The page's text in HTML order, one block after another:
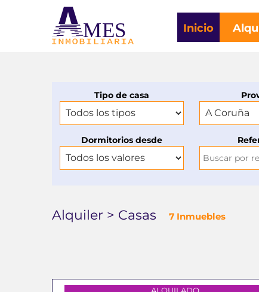
MES Inicio
Tipo de casa
Dormitorios desde
Alquiler > Casas 7 Inmuebles